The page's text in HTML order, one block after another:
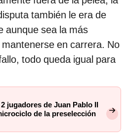
también le era de
aunque sea la más
en carrera. No
todo queda igual para
jugadores de Juan Pablo II
de la preselección